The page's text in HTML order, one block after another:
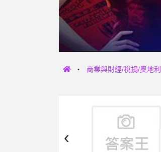
商業與財經/稅捐/奧地利
‹